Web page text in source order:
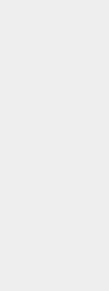
Siap Meriahkan